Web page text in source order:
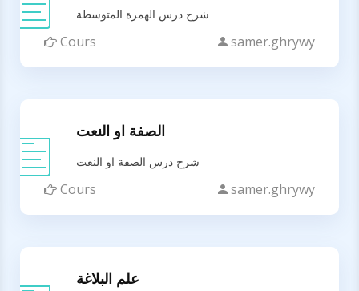
شرح درس الهمزة المتوسطة
Cours samer.ghrywy
الصفة او النعت
شرح درس الصفة او النعت
Cours samer.ghrywy
علم البلاغة